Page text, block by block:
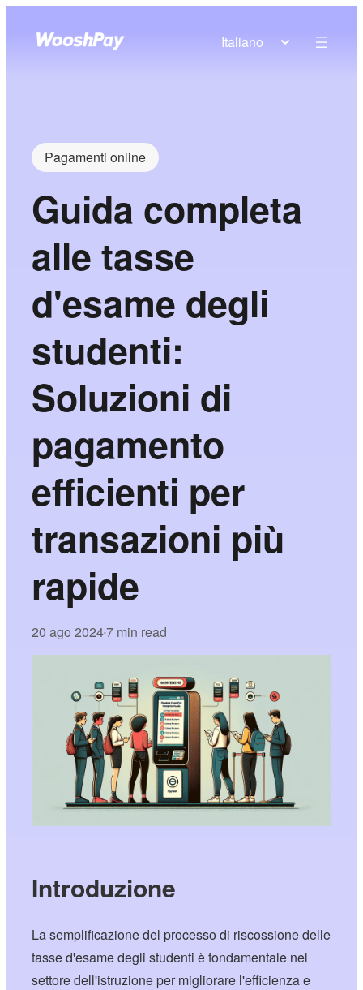
Italiano
Pagamenti online
Guida completa
alle tasse
d'esame degli
studenti:
Soluzioni di
pagamento
efficienti per
transazioni più
rapide
20 ago 2024•7 min read
Introduzione
La semplificazione del processo di riscossione delle
tasse d'esame degli studenti è fondamentale nel
settore dell'istruzione per migliorare l'efficienza e